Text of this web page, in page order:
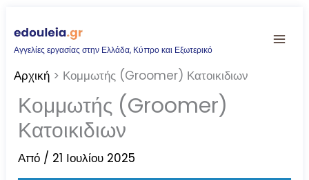
στο
περιεχόμενο
Αγγελίες εργασίας στην Ελλάδα, Κύπρο και Εξωτερικό
Αρχική Κομμωτής (Groomer) Κατοικιδιων
Κομμωτής (Groomer)
Κατοικιδιων
Από / 21 Ιουλίου 2025